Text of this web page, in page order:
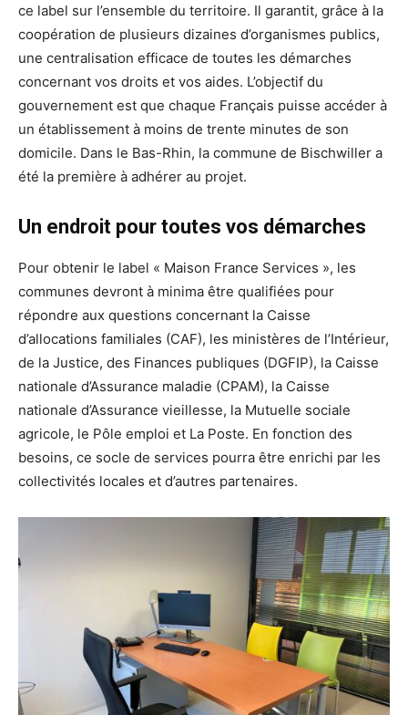
ce label sur l’ensemble du territoire. Il garantit, grâce à la
coopération de plusieurs dizaines d’organismes publics,
une centralisation efficace de toutes les démarches
concernant vos droits et vos aides. L’objectif du
gouvernement est que chaque Français puisse accéder à
un établissement à moins de trente minutes de son
domicile. Dans le Bas-Rhin, la commune de Bischwiller a
été la première à adhérer au projet.
Un endroit pour toutes vos démarches
Pour obtenir le label « Maison France Services », les
communes devront à minima être qualifiées pour
répondre aux questions concernant la Caisse
d’allocations familiales (CAF), les ministères de l’Intérieur,
de la Justice, des Finances publiques (DGFIP), la Caisse
nationale d’Assurance maladie (CPAM), la Caisse
nationale d’Assurance vieillesse, la Mutuelle sociale
agricole, le Pôle emploi et La Poste. En fonction des
besoins, ce socle de services pourra être enrichi par les
collectivités locales et d’autres partenaires.